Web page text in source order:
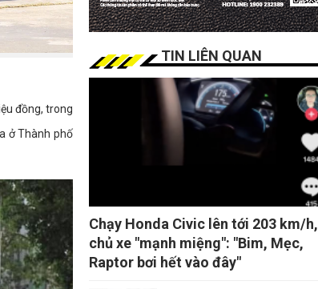
đồng, trong
ở Thành phố
TIN LIÊN QUAN
Chạy Honda Civic lên tới 203 km/h,
chủ xe "mạnh miệng": "Bim, Mẹc,
Raptor bơi hết vào đây"